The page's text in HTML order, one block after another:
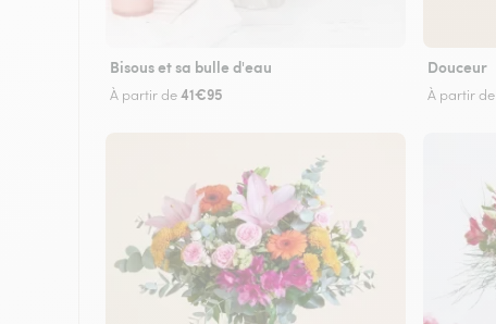
Bisous et sa bulle d'eau
À partir de41€95
Douceur
À partir de